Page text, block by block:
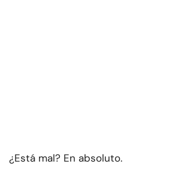
¿Está mal? En absoluto.